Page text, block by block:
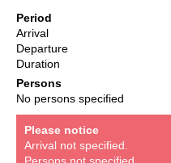
Period
Arrival
Departure
Duration
Persons
No persons specified
Please notice
Arrival not specified.
Persons not specified.